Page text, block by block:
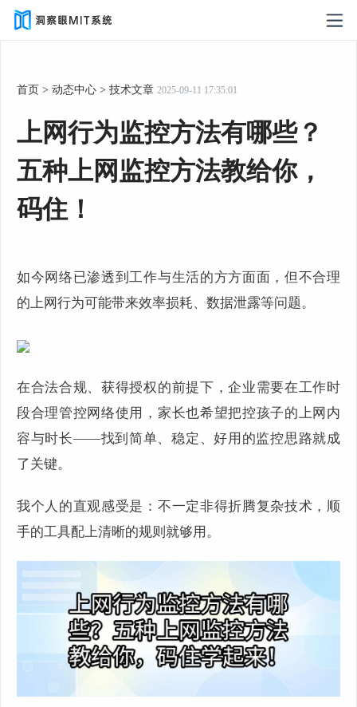
首页 > 动态中心 > 技术文章 2025-09-11 17:35:01
上网行为监控方法有哪些？
五种上网监控方法教给你，
码住！
如今网络已渗透到工作与生活的方方面面，但不合理
的上网行为可能带来效率损耗、数据泄露等问题。
在合法合规、获得授权的前提下，企业需要在工作时
段合理管控网络使用，家长也希望把控孩子的上网内
容与时长——找到简单、稳定、好用的监控思路就成
了关键。
我个人的直观感受是：不一定非得折腾复杂技术，顺
手的工具配上清晰的规则就够用。